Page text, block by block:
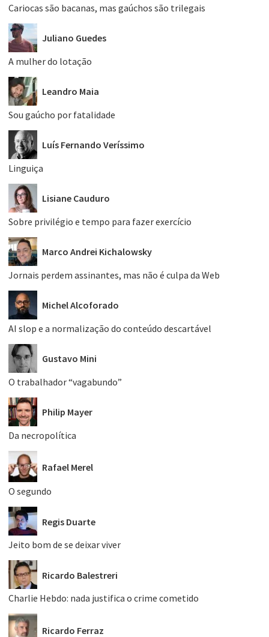
Cariocas são bacanas, mas gaúchos são trilegais
Juliano Guedes
A mulher do lotação
Leandro Maia
Sou gaúcho por fatalidade
Luís Fernando Veríssimo
Linguiça
Lisiane Cauduro
Sobre privilégio e tempo para fazer exercício
Marco Andrei Kichalowsky
Jornais perdem assinantes, mas não é culpa da Web
Michel Alcoforado
AI slop e a normalização do conteúdo descartável
Gustavo Mini
O trabalhador “vagabundo”
Philip Mayer
Da necropolítica
Rafael Merel
O segundo
Regis Duarte
Jeito bom de se deixar viver
Ricardo Balestreri
Charlie Hebdo: nada justifica o crime cometido
Ricardo Ferraz